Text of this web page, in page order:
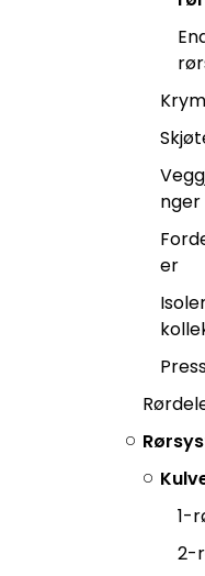
nger
er
1-
2-